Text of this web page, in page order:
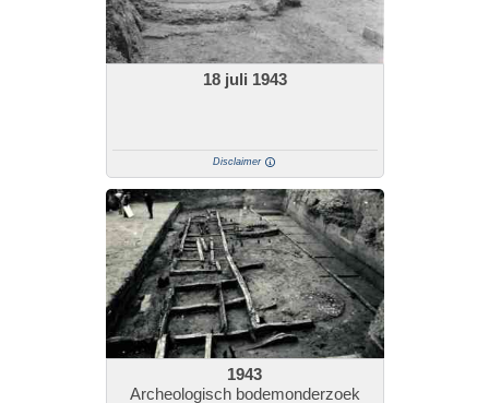
18 juli 1943
Disclaimer
1943
Archeologisch bodemonderzoek